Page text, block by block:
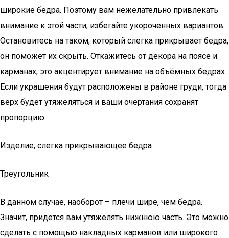
широкие бедра. Поэтому вам нежелательно привлекать
внимание к этой части, избегайте укороченных вариантов.
Остановитесь на таком, который слегка прикрывает бедра,
он поможет их скрыть. Откажитесь от декора на поясе и
карманах, это акцентирует внимание на объёмных бедрах.
Если украшения будут расположены в районе груди, тогда
верх будет утяжеляться и ваши очертания сохранят
пропорцию.
Изделие, слегка прикрывающее бедра
Треугольник
В данном случае, наоборот – плечи шире, чем бедра.
Значит, придется вам утяжелять нижнюю часть. Это можно
сделать с помощью накладных карманов или широкого